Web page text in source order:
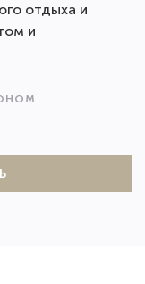
отдыха и
и